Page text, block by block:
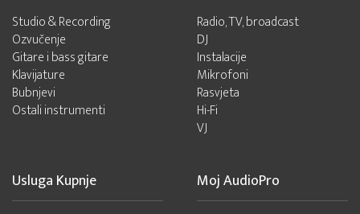
Studio & Recording
Ozvučenje
Gitare i bass gitare
Klavijature
Bubnjevi
Ostali instrumenti
Radio, TV, broadcast
DJ
Instalacije
Mikrofoni
Rasvjeta
Hi-Fi
VJ
Usluga Kupnje Moj AudioPro